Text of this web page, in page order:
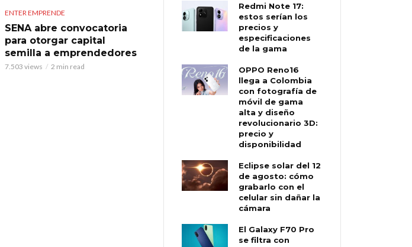
ENTER EMPRENDE
SENA abre convocatoria
para otorgar capital
semilla a emprendedores
7.503 views 2 min read
Redmi Note 17:
estos serían los
precios y
especificaciones
de la gama
OPPO Reno16
llega a Colombia
con fotografía de
móvil de gama
alta y diseño
revolucionario 3D:
precio y
disponibilidad
Eclipse solar del 12
de agosto: cómo
grabarlo con el
celular sin dañar la
cámara
El Galaxy F70 Pro
se filtra con